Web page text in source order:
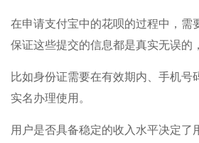
在申请支付宝中的花呗的过程中，需
保证这些提交的信息都是真实无误的
比如身份证需要在有效期内、手机号
实名办理使用。
用户是否具备稳定的收入水平决定了